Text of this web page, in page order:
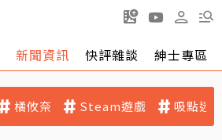
新聞資訊 快評雜談 紳士專區
橘攸奈 Steam遊戲 吸點迷